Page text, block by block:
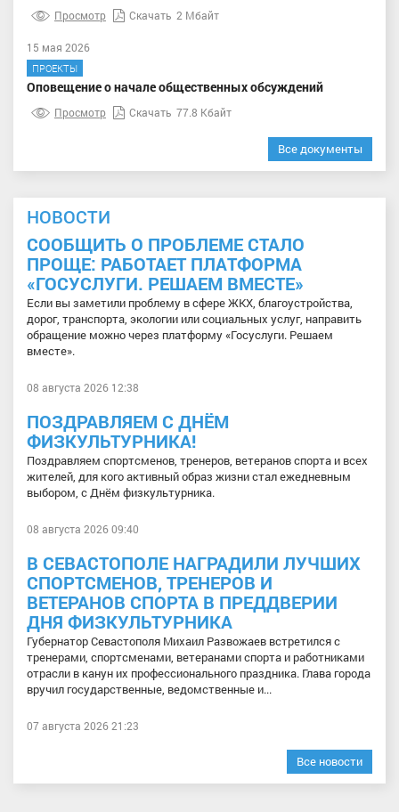
Просмотр Скачать 2 Мбайт
15 мая 2026
ПРОЕКТЫ
Оповещение о начале общественных обсуждений
Просмотр Скачать 77.8 Кбайт
Все документы
НОВОСТИ
СООБЩИТЬ О ПРОБЛЕМЕ СТАЛО
ПРОЩЕ: РАБОТАЕТ ПЛАТФОРМА
«ГОСУСЛУГИ. РЕШАЕМ ВМЕСТЕ»
Если вы заметили проблему в сфере ЖКХ, благоустройства,
дорог, транспорта, экологии или социальных услуг, направить
обращение можно через платформу «Госуслуги. Решаем
вместе».
08 августа 2026 12:38
ПОЗДРАВЛЯЕМ С ДНЁМ
ФИЗКУЛЬТУРНИКА!
Поздравляем спортсменов, тренеров, ветеранов спорта и всех
жителей, для кого активный образ жизни стал ежедневным
выбором, с Днём физкультурника.
08 августа 2026 09:40
В СЕВАСТОПОЛЕ НАГРАДИЛИ ЛУЧШИХ
СПОРТСМЕНОВ, ТРЕНЕРОВ И
ВЕТЕРАНОВ СПОРТА В ПРЕДДВЕРИИ
ДНЯ ФИЗКУЛЬТУРНИКА
Губернатор Севастополя Михаил Развожаев встретился с
тренерами, спортсменами, ветеранами спорта и работниками
отрасли в канун их профессионального праздника. Глава города
вручил государственные, ведомственные и...
07 августа 2026 21:23
Все новости